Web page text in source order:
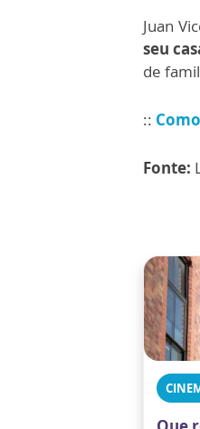
Juan
seu
de
::
Fonte: